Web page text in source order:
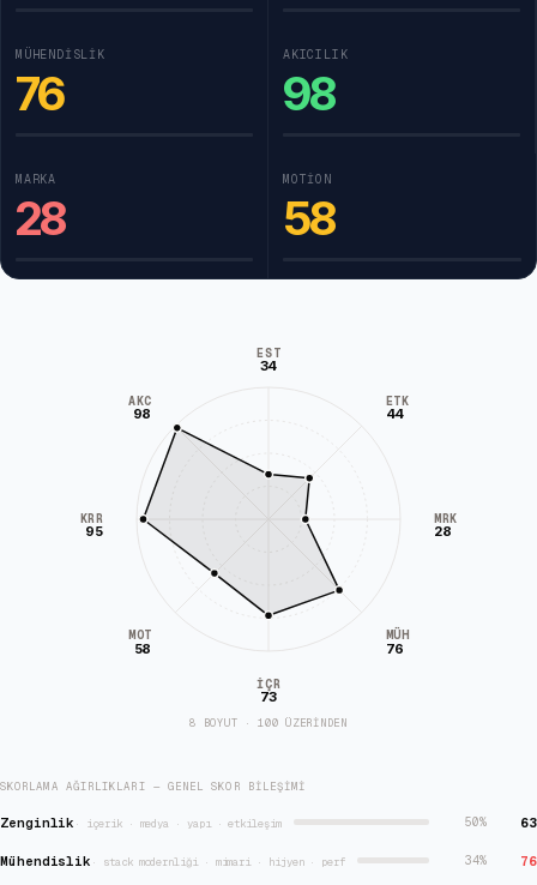
MÜHENDISLIK
76
AKICILIK
98
MARKA
28
MOTION
58
EST
34
ETK
44
MRK
28
MÜH
76
İÇR
73
MOT
58
KRR
95
AKC
98
8 BOYUT · 100 ÜZERİNDEN
SKORLAMA AĞIRLIKLARI — GENEL SKOR BILEŞIMI
Zenginlik · içerik · medya · yapı · etkileşim 50% 63
Mühendislik · stack modernliği · mimari · hijyen · perf 34% 76